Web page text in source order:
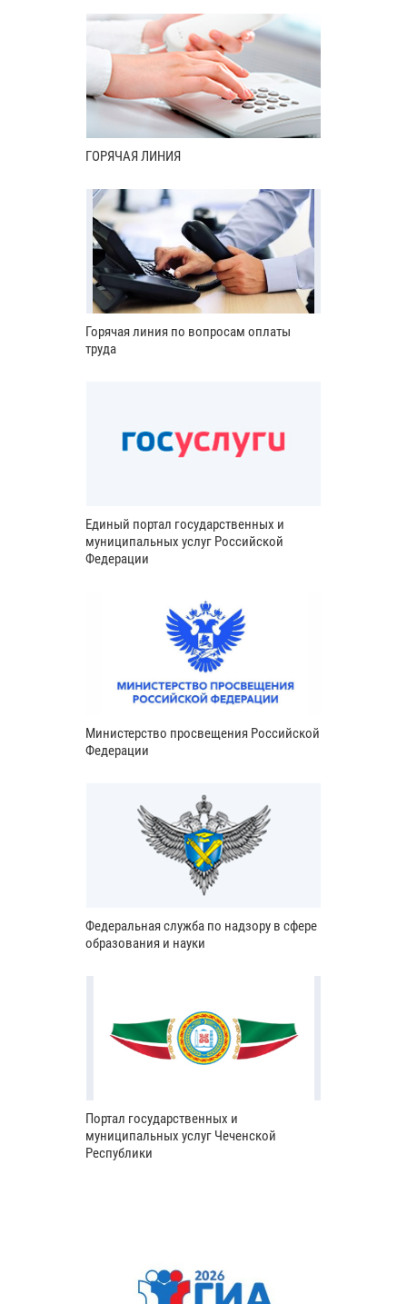
ГОРЯЧАЯ ЛИНИЯ
Горячая линия по вопросам оплаты
труда
Единый портал государственных и
муниципальных услуг Российской
Федерации
Министерство просвещения Российской
Федерации
Федеральная служба по надзору в сфере
образования и науки
Портал государственных и
муниципальных услуг Чеченской
Республики